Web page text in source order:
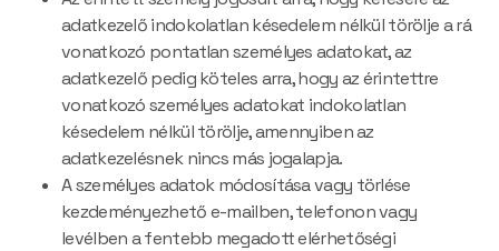
adatkezelő indokolatlan késedelem nélkül törölje a rá
vonatkozó pontatlan személyes adatokat, az
adatkezelő pedig köteles arra, hogy az érintettre
vonatkozó személyes adatokat indokolatlan
késedelem nélkül törölje, amennyiben az
adatkezelésnek nincs más jogalapja.
A személyes adatok módosítása vagy törlése
kezdeményezhető e-mailben, telefonon vagy
levélben a fentebb megadott elérhetőségi